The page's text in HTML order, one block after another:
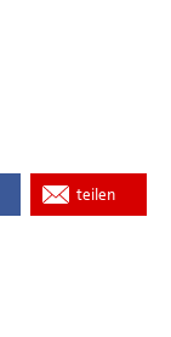
teilen